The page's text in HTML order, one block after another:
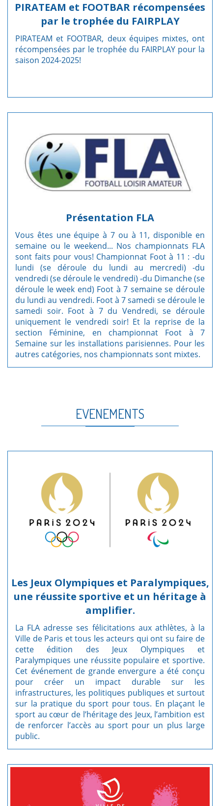
PIRATEAM et FOOTBAR récompensées
par le trophée du FAIRPLAY
PIRATEAM et FOOTBAR, deux équipes mixtes, ont
récompensées par le trophée du FAIRPLAY pour la
saison 2024-2025!
Présentation FLA
Vous êtes une équipe à 7 ou à 11, disponible en
semaine ou le weekend... Nos championnats FLA
sont faits pour vous! Championnat Foot à 11 : -du
lundi (se déroule du lundi au mercredi) -du
vendredi (se déroule le vendredi) -du Dimanche (se
déroule le week end) Foot à 7 semaine se déroule
du lundi au vendredi. Foot à 7 samedi se déroule le
samedi soir. Foot à 7 du Vendredi, se déroule
uniquement le vendredi soir! Et la reprise de la
section Féminine, en championnat Foot à 7
Semaine sur les installations parisiennes. Pour les
autres catégories, nos championnats sont mixtes.
EVENEMENTS
Les Jeux Olympiques et Paralympiques,
une réussite sportive et un héritage à
amplifier.
La FLA adresse ses félicitations aux athlètes, à la
Ville de Paris et tous les acteurs qui ont su faire de
cette édition des Jeux Olympiques et
Paralympiques une réussite populaire et sportive.
Cet événement de grande envergure a été conçu
pour créer un impact durable sur les
infrastructures, les politiques publiques et surtout
sur la pratique du sport pour tous. En plaçant le
sport au cœur de l’héritage des Jeux, l’ambition est
de renforcer l’accès au sport pour un plus large
public.